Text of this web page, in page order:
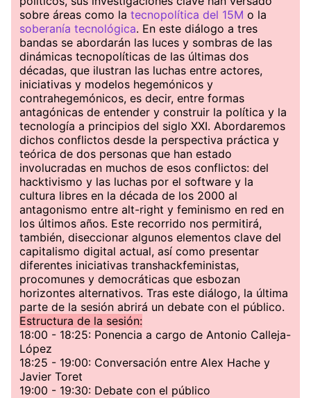
sobre áreas como la tecnopolítica del 15M o la
soberanía tecnológica. En este diálogo a tres
bandas se abordarán las luces y sombras de las
dinámicas tecnopolíticas de las últimas dos
décadas, que ilustran las luchas entre actores,
iniciativas y modelos hegemónicos y
contrahegemónicos, es decir, entre formas
antagónicas de entender y construir la política y la
tecnología a principios del siglo XXI. Abordaremos
dichos conflictos desde la perspectiva práctica y
teórica de dos personas que han estado
involucradas en muchos de esos conflictos: del
hacktivismo y las luchas por el software y la
cultura libres en la década de los 2000 al
antagonismo entre alt-right y feminismo en red en
los últimos años. Este recorrido nos permitirá,
también, diseccionar algunos elementos clave del
capitalismo digital actual, así como presentar
diferentes iniciativas transhackfeministas,
procomunes y democráticas que esbozan
horizontes alternativos. Tras este diálogo, la última
parte de la sesión abrirá un debate con el público.
Estructura de la sesión:
18:00 - 18:25: Ponencia a cargo de Antonio Calleja-
López
18:25 - 19:00: Conversación entre Alex Hache y
Javier Toret
19:00 - 19:30: Debate con el público